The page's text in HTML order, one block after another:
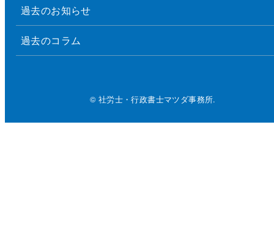
過去のお知らせ
過去のコラム
© 社労士・行政書士マツダ事務所.